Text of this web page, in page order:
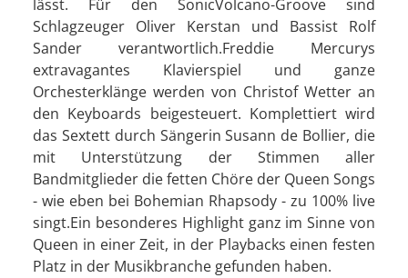
lässt. Für den SonicVolcano-Groove sind
Schlagzeuger Oliver Kerstan und Bassist Rolf
Sander verantwortlich.Freddie Mercurys
extravagantes Klavierspiel und ganze
Orchesterklänge werden von Christof Wetter an
den Keyboards beigesteuert. Komplettiert wird
das Sextett durch Sängerin Susann de Bollier, die
mit Unterstützung der Stimmen aller
Bandmitglieder die fetten Chöre der Queen Songs
- wie eben bei Bohemian Rhapsody - zu 100% live
singt.Ein besonderes Highlight ganz im Sinne von
Queen in einer Zeit, in der Playbacks einen festen
Platz in der Musikbranche gefunden haben.